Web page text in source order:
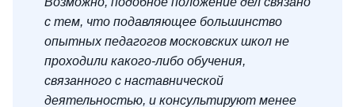
с тем, что подавляющее большинство
опытных педагогов московских школ не
проходили какого-либо обучения,
связанного с наставнической
деятельностью, и консультируют менее